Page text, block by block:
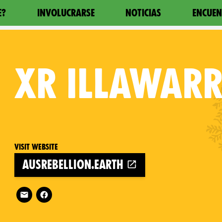
INVOLUCRARSE NOTICIAS
XR
Visit website
ausrebellion.earth
Follow XR Illawarra on